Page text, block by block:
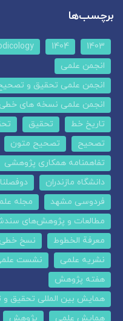
برچسب‌ها
1403
1404
انجمن علمی
انجمن علمی تحقیق و
انجمن علمی نسخه های خطی
تاریخ خط
تحقیق
تصحیح
تصحیح متون
تفاهمنامه همکاری پژوهشی
دانشگاه مازندران
فردوسی مشهد
مجله
مطالعات و پژوهش‌های
معرفة الخطوط
نسخ خطی
نشریه علمی
نشست
هفته پژوهش
همایش بین المللی تحقیق
همایش علمی
پژوهش